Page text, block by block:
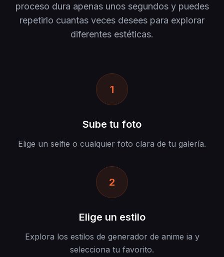
proceso dura apenas unos segundos y puedes
repetirlo cuantas veces desees para explorar
diferentes estéticas.
1
Sube tu foto
Elige un selfie o cualquier foto clara de tu galería.
2
Elige un estilo
Explora los estilos de generador de anime ia y
selecciona tu favorito.